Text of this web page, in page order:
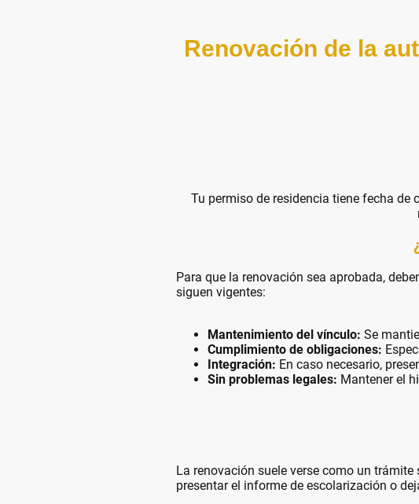
Renovación de la
Tu permiso de residencia tiene fecha
Para que la renovación sea aprobada,
siguen vigentes:
Mantenimiento del vínculo: Se
Cumplimiento de obligaciones:
Integración: En caso necesario,
Sin problemas legales: Mantener el
La renovación suele verse como un
presentar el informe de escolarización o